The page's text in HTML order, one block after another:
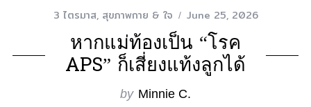
3 ไตรมาส, สุขภาพกาย & ใจ June 25, 2026
หากแม่ท้องเป็น “โรค
APS” ก็เสี่ยงแท้งลูกได้
by Minnie C.